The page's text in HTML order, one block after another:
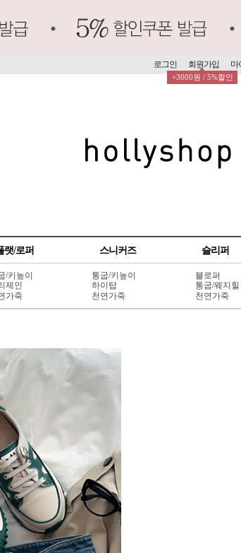
로그인 회원가입
+3000원 / 5%할인
마
랫/로퍼 스니커즈 슬리퍼
/키높이
제인
가죽
통굽/키높이
하이탑
천연가죽
블로퍼
통굽/웨지힐
천연가죽